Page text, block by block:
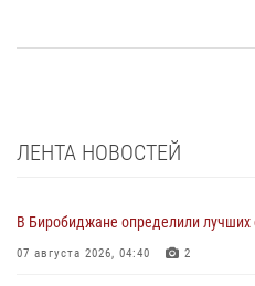
ЛЕНТА НОВОСТЕЙ
В Биробиджане определили лучших
07 августа 2026, 04:40 2